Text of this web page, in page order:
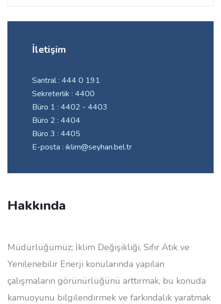
İletişim
Santral : 444 0 191
Sekreterlik : 4400
Büro 1 : 4402 - 4403
Büro 2 : 4404
Büro 3 : 4405
E-posta : iklim@seyhan.bel.tr
Hakkında
Müdürlüğümüz; İklim Değişikliği, Sıfır Atık ve
Yenilenebilir Enerji konularında yapılan
çalışmaların görünürlüğünü arttırmak, bu konuda
kamuoyunu bilgilendirmek ve farkındalık yaratmak